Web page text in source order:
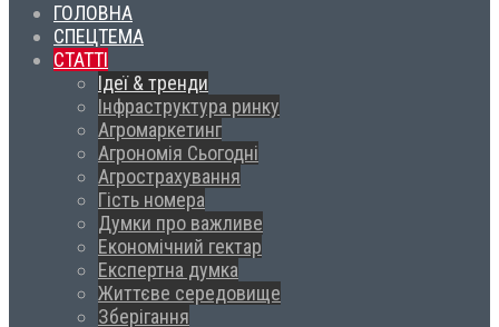
ГОЛОВНА
СПЕЦТЕМА
СТАТТІ
Ідеї & тренди
Інфраструктура ринку
Агромаркетинг
Агрономія Сьогодні
Агрострахування
Гість номера
Думки про важливе
Економічний гектар
Експертна думка
Життєве середовище
Зберігання